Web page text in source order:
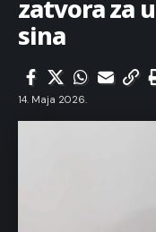
zatvora za
sina
14. Maja 2026.